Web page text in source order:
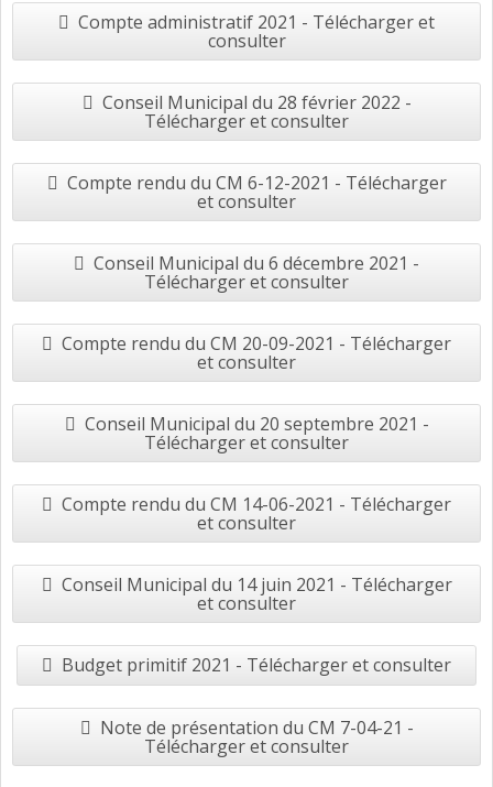
Compte administratif 2021 - Télécharger et
consulter
Conseil Municipal du 28 février 2022 -
Télécharger et consulter
Compte rendu du CM 6-12-2021 - Télécharger
et consulter
Conseil Municipal du 6 décembre 2021 -
Télécharger et consulter
Compte rendu du CM 20-09-2021 - Télécharger
et consulter
Conseil Municipal du 20 septembre 2021 -
Télécharger et consulter
Compte rendu du CM 14-06-2021 - Télécharger
et consulter
Conseil Municipal du 14 juin 2021 - Télécharger
et consulter
Budget primitif 2021 - Télécharger et consulter
Note de présentation du CM 7-04-21 -
Télécharger et consulter